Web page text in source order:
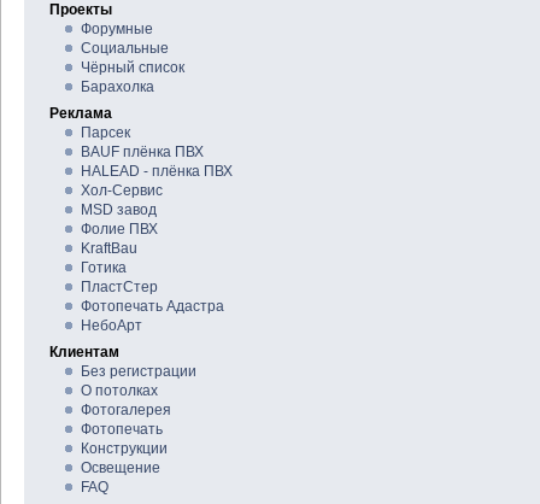
Проекты
Форумные
Социальные
Чёрный список
Барахолка
Реклама
Парсек
BAUF плёнка ПВХ
HALEAD - плёнка ПВХ
Хол-Сервис
MSD завод
Фолие ПВХ
KraftBau
Готика
ПластСтер
Фотопечать Адастра
НебоАрт
Клиентам
Без регистрации
О потолках
Фотогалерея
Фотопечать
Конструкции
Освещение
FAQ